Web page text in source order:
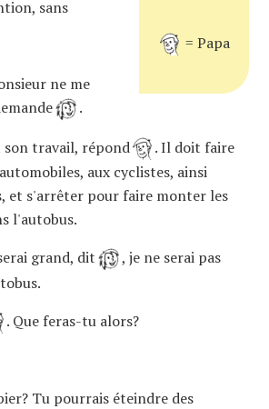
= Papa
sans
ne me
.
travail, répond
. Il doit faire
aux cyclistes, ainsi
et s'arrêter pour faire monter les
l'autobus.
grand, dit
, je ne serai pas
. Que feras-tu alors?
Tu pourrais éteindre des